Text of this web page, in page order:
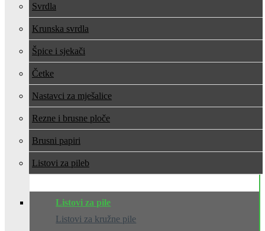
Svrdla
Krunska svrdla
Špice i sjekači
Četke
Nastavci za mješalice
Rezne i brusne ploče
Brusni papiri
Listovi za pile
Listovi za pile
Listovi za kružne pile